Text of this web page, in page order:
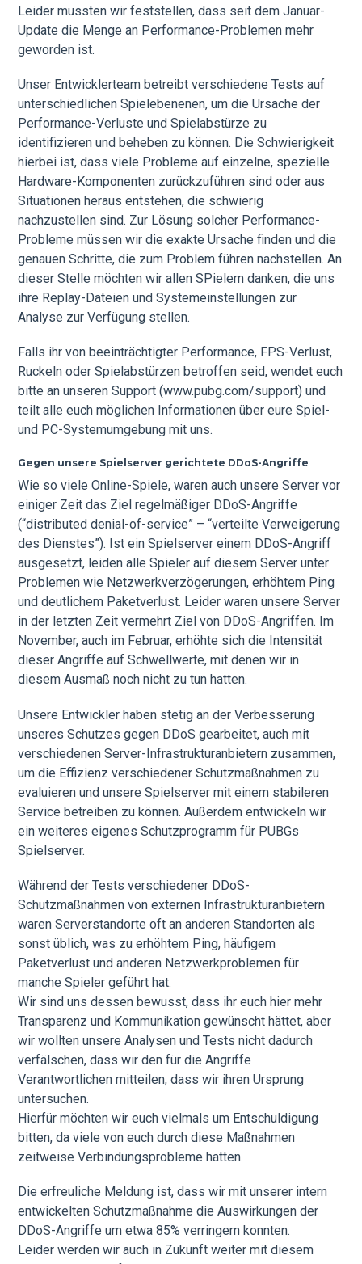
Leider mussten wir feststellen, dass seit dem Januar-
Update die Menge an Performance-Problemen mehr
geworden ist.
Unser Entwicklerteam betreibt verschiedene Tests auf
unterschiedlichen Spielebenenen, um die Ursache der
Performance-Verluste und Spielabstürze zu
identifizieren und beheben zu können. Die Schwierigkeit
hierbei ist, dass viele Probleme auf einzelne, spezielle
Hardware-Komponenten zurückzuführen sind oder aus
Situationen heraus entstehen, die schwierig
nachzustellen sind. Zur Lösung solcher Performance-
Probleme müssen wir die exakte Ursache finden und die
genauen Schritte, die zum Problem führen nachstellen. An
dieser Stelle möchten wir allen SPielern danken, die uns
ihre Replay-Dateien und Systemeinstellungen zur
Analyse zur Verfügung stellen.
Falls ihr von beeinträchtigter Performance, FPS-Verlust,
Ruckeln oder Spielabstürzen betroffen seid, wendet euch
bitte an unseren Support (www.pubg.com/support) und
teilt alle euch möglichen Informationen über eure Spiel-
und PC-Systemumgebung mit uns.
Gegen unsere Spielserver gerichtete DDoS-Angriffe
Wie so viele Online-Spiele, waren auch unsere Server vor
einiger Zeit das Ziel regelmäßiger DDoS-Angriffe
(“distributed denial-of-service” – “verteilte Verweigerung
des Dienstes”). Ist ein Spielserver einem DDoS-Angriff
ausgesetzt, leiden alle Spieler auf diesem Server unter
Problemen wie Netzwerkverzögerungen, erhöhtem Ping
und deutlichem Paketverlust. Leider waren unsere Server
in der letzten Zeit vermehrt Ziel von DDoS-Angriffen. Im
November, auch im Februar, erhöhte sich die Intensität
dieser Angriffe auf Schwellwerte, mit denen wir in
diesem Ausmaß noch nicht zu tun hatten.
Unsere Entwickler haben stetig an der Verbesserung
unseres Schutzes gegen DDoS gearbeitet, auch mit
verschiedenen Server-Infrastrukturanbietern zusammen,
um die Effizienz verschiedener Schutzmaßnahmen zu
evaluieren und unsere Spielserver mit einem stabileren
Service betreiben zu können. Außerdem entwickeln wir
ein weiteres eigenes Schutzprogramm für PUBGs
Spielserver.
Während der Tests verschiedener DDoS-
Schutzmaßnahmen von externen Infrastrukturanbietern
waren Serverstandorte oft an anderen Standorten als
sonst üblich, was zu erhöhtem Ping, häufigem
Paketverlust und anderen Netzwerkproblemen für
manche Spieler geführt hat.
Wir sind uns dessen bewusst, dass ihr euch hier mehr
Transparenz und Kommunikation gewünscht hättet, aber
wir wollten unsere Analysen und Tests nicht dadurch
verfälschen, dass wir den für die Angriffe
Verantwortlichen mitteilen, dass wir ihren Ursprung
untersuchen.
Hierfür möchten wir euch vielmals um Entschuldigung
bitten, da viele von euch durch diese Maßnahmen
zeitweise Verbindungsprobleme hatten.
Die erfreuliche Meldung ist, dass wir mit unserer intern
entwickelten Schutzmaßnahme die Auswirkungen der
DDoS-Angriffe um etwa 85% verringern konnten.
Leider werden wir auch in Zukunft weiter mit diesem